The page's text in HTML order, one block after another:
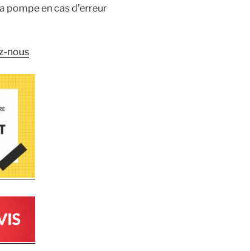
pompe en cas d’erreur
nous